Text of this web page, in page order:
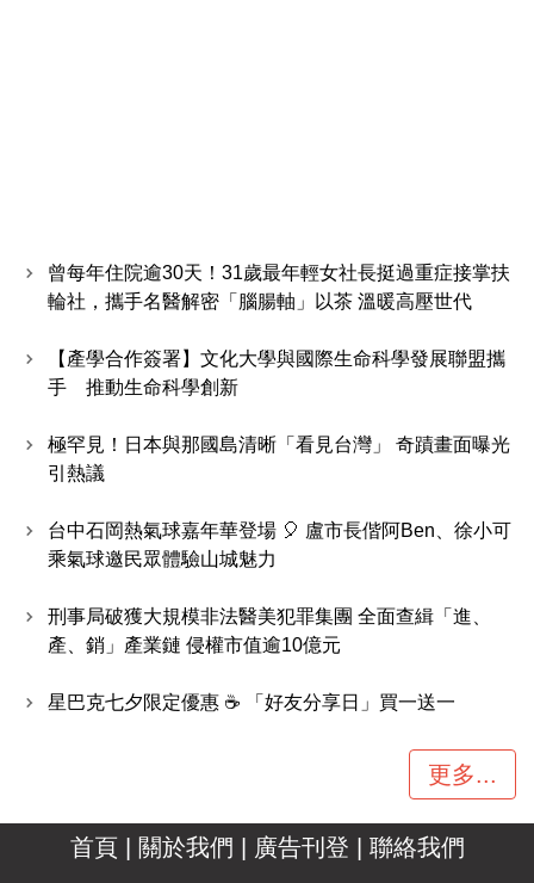
曾每年住院逾30天！31歲最年輕女社長挺過重症接掌扶
輪社，攜手名醫解密「腦腸軸」以茶 溫暖高壓世代
【產學合作簽署】文化大學與國際生命科學發展聯盟攜
手 推動生命科學創新
極罕見！日本與那國島清晰「看見台灣」 奇蹟畫面曝光
引熱議
台中石岡熱氣球嘉年華登場 🎈 盧市長偕阿Ben、徐小可
乘氣球邀民眾體驗山城魅力
刑事局破獲大規模非法醫美犯罪集團 全面查緝「進、
產、銷」產業鏈 侵權市值逾10億元
星巴克七夕限定優惠 ☕ 「好友分享日」買一送一
更多...
首頁 關於我們 廣告刊登
聯絡我們